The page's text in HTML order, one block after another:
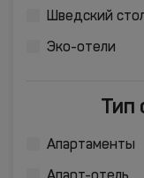
Шведский
Эко-отели
Тип
Апартаменты